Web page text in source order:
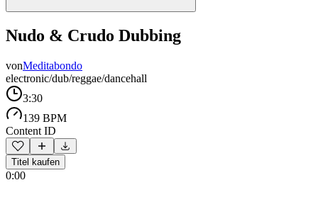
Nudo & Crudo Dubbing
vonMeditabondo
electronic/dub/reggae/dancehall
3:30
139 BPM
Content ID
Titel kaufen
0:00